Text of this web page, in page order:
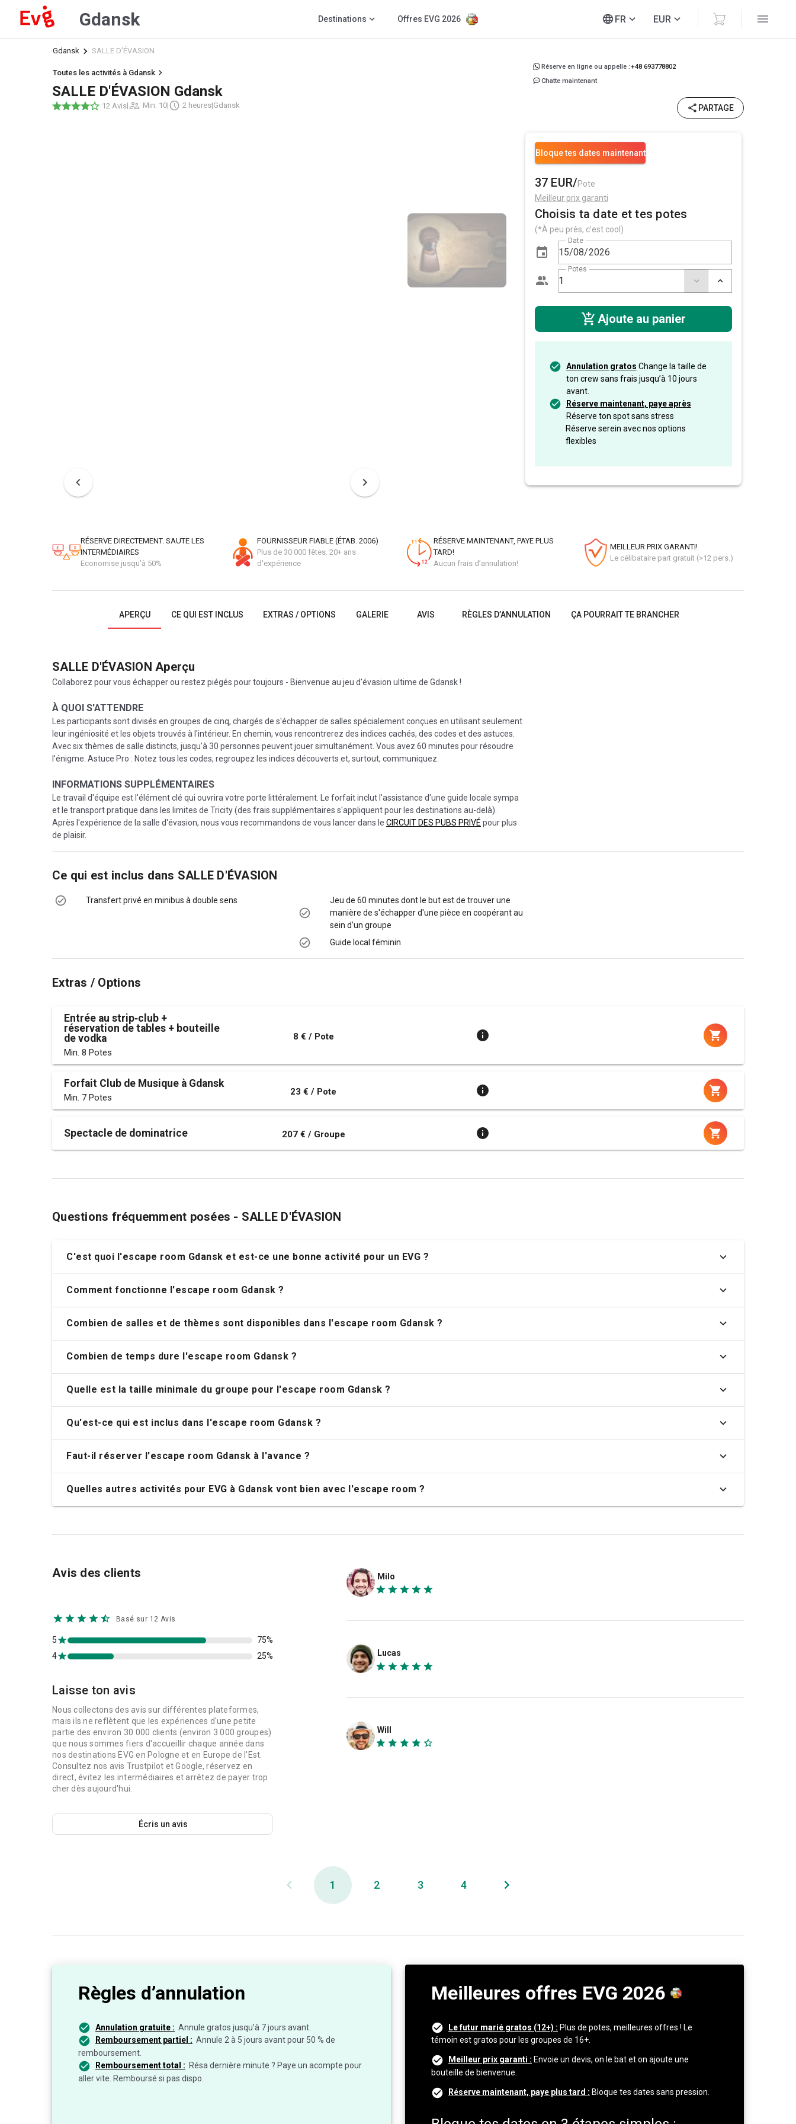
Gdansk Destinations Offres EVG 2026 FR EUR
Gdansk SALLE D'ÉVASION
Toutes les activités à Gdansk
SALLE D'ÉVASION Gdansk
12 Avis| Min. 10| 2 heures|Gdansk
Réserve en ligne ou appelle :+48 693778802
Chatte maintenant
PARTAGE
Bloque tes dates maintenant
37 EUR/Pote
Meilleur prix garanti
Choisis ta date et tes potes
(*À peu près, c’est cool)
Date
Potes
Ajoute au panier
Annulation gratos Change la taille de
ton crew sans frais jusqu’à 10 jours
avant.
Réserve maintenant, paye après
Réserve ton spot sans stress
Réserve serein avec nos options
flexibles
RÉSERVE DIRECTEMENT. SAUTE LES
INTERMÉDIAIRES
Economise jusqu'à 50%
FOURNISSEUR FIABLE (ÉTAB. 2006)
Plus de 30 000 fêtes. 20+ ans
d'expérience
RÉSERVE MAINTENANT, PAYE PLUS
TARD!
Aucun frais d’annulation!
MEILLEUR PRIX GARANTI!
Le célibataire part gratuit (>12 pers.)
APERÇU CE QUI EST INCLUS EXTRAS / OPTIONS GALERIE AVIS RÈGLES D’ANNULATION ÇA POURRAIT TE BRANCHER
SALLE D'ÉVASION Aperçu
Collaborez pour vous échapper ou restez piégés pour toujours - Bienvenue au jeu d'évasion ultime de Gdansk !
À QUOI S'ATTENDRE
Les participants sont divisés en groupes de cinq, chargés de s'échapper de salles spécialement conçues en utilisant seulement
leur ingéniosité et les objets trouvés à l'intérieur. En chemin, vous rencontrerez des indices cachés, des codes et des astuces.
Avec six thèmes de salle distincts, jusqu'à 30 personnes peuvent jouer simultanément. Vous avez 60 minutes pour résoudre
l'énigme. Astuce Pro : Notez tous les codes, regroupez les indices découverts et, surtout, communiquez.
INFORMATIONS SUPPLÉMENTAIRES
Le travail d'équipe est l'élément clé qui ouvrira votre porte littéralement. Le forfait inclut l'assistance d'une guide locale sympa
et le transport pratique dans les limites de Tricity (des frais supplémentaires s'appliquent pour les destinations au-delà).
Après l'expérience de la salle d'évasion, nous vous recommandons de vous lancer dans le CIRCUIT DES PUBS PRIVÉ pour plus
de plaisir.
Ce qui est inclus dans SALLE D'ÉVASION
Transfert privé en minibus à double sens
Jeu de 60 minutes dont le but est de trouver une
manière de s'échapper d'une pièce en coopérant au
sein d'un groupe
Guide local féminin
Extras / Options
Entrée au strip‑club +
réservation de tables + bouteille
de vodka
Min. 8 Potes
8 € / Pote
Forfait Club de Musique à Gdansk
Min. 7 Potes
23 € / Pote
Spectacle de dominatrice 207 € / Groupe
Questions fréquemment posées - SALLE D'ÉVASION
C'est quoi l'escape room Gdansk et est-ce une bonne activité pour un EVG ?
Comment fonctionne l'escape room Gdansk ?
Combien de salles et de thèmes sont disponibles dans l'escape room Gdansk ?
Combien de temps dure l'escape room Gdansk ?
Quelle est la taille minimale du groupe pour l'escape room Gdansk ?
Qu'est-ce qui est inclus dans l'escape room Gdansk ?
Faut-il réserver l'escape room Gdansk à l'avance ?
Quelles autres activités pour EVG à Gdansk vont bien avec l'escape room ?
Avis des clients
Basé sur 12 Avis
4 25%
5 75%
Laisse ton avis
Nous collectons des avis sur différentes plateformes,
mais ils ne reflètent que les expériences d'une petite
partie des environ 30 000 clients (environ 3 000 groupes)
que nous sommes fiers d'accueillir chaque année dans
nos destinations EVG en Pologne et en Europe de l'Est.
Consultez nos avis Trustpilot et Google, réservez en
direct, évitez les intermédiaires et arrêtez de payer trop
cher dès aujourd'hui.
Écris un avis
Milo
Lucas
Will
1 2 3 4
Règles d’annulation
Annulation gratuite : Annule gratos jusqu’à 7 jours avant.
Remboursement partiel : Annule 2 à 5 jours avant pour 50 % de
remboursement.
Remboursement total : Résa dernière minute ? Paye un acompte pour
aller vite. Remboursé si pas dispo.
Meilleures offres EVG 2026
Le futur marié gratos (12+) : Plus de potes, meilleures offres ! Le
témoin est gratos pour les groupes de 16+.
Meilleur prix garanti : Envoie un devis, on le bat et on ajoute une
bouteille de bienvenue.
Réserve maintenant, paye plus tard : Bloque tes dates sans pression.